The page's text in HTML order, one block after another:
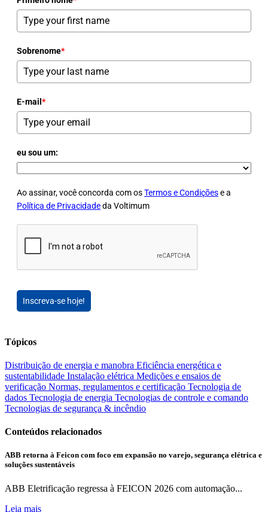
Sobrenome*
E-mail *
eu sou um:
Ao assinar, você concorda com osTermos e Condiçõese a
Política de Privacidadeda Voltimum
Inscreva-se hoje!
Tópicos
Distribuição de energia e manobra Eficiência energética e
sustentabilidade Instalação elétrica Medições e ensaios de
verificação Normas, regulamentos e certificação Tecnologia de
dados Tecnologia de energia Tecnologias de controle e comando
Tecnologias de segurança & incêndio
Conteúdos relacionados
ABB retorna à Feicon com foco em expansão no varejo, segurança elétrica e
soluções sustentáveis
ABB Eletrificação regressa à FEICON 2026 com automação...
Leia mais